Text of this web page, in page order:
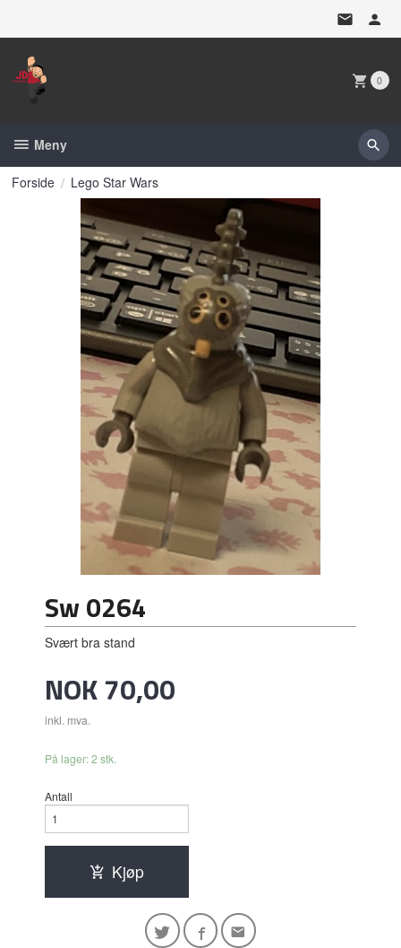
0
Meny
Forside Lego Star Wars
Sw 0264
Svært bra stand
Pris
NOK70,00
inkl. mva.
På lager: 2 stk.
Antall
Kjøp